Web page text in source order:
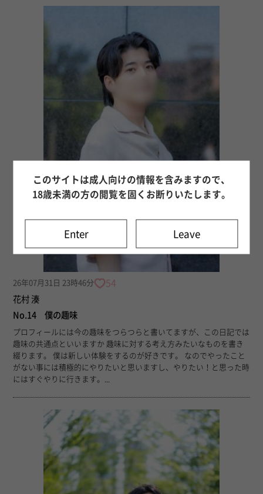
26年07月31日 23時46分 54
花村 湊
No.14 僕の趣味
プロフィールには今の趣味をつらつらと書いてますが、この日記では
趣味の共通点といいますか 趣味に対する考え方みたいなものを書き
綴ります。 僕は新しい体験をするのが好きです。 なのでやったこと
がない事には積極的にやりたいと思いますし、やりたい！と思った時
にはすぐやりに行きます。...
このサイトは成人向けの情報を含みますので、
18歳未満の方の閲覧を固くお断りいたします。
Enter Leave